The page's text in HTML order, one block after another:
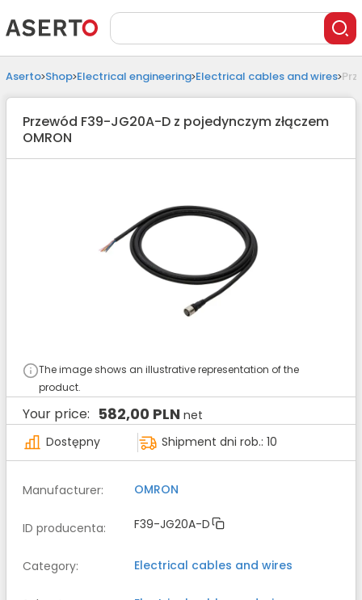
Aserto Shop Electrical engineering Electrical cables and wires
Przewód F39-JG20A-D z pojedynczym złączem
OMRON
The image shows an illustrative representation of the
product.
Your price: 582,00 PLN net
Dostępny
Shipment dni rob.: 10
Manufacturer: OMRON
ID producenta: F39-JG20A-D
Category: Electrical cables and wires